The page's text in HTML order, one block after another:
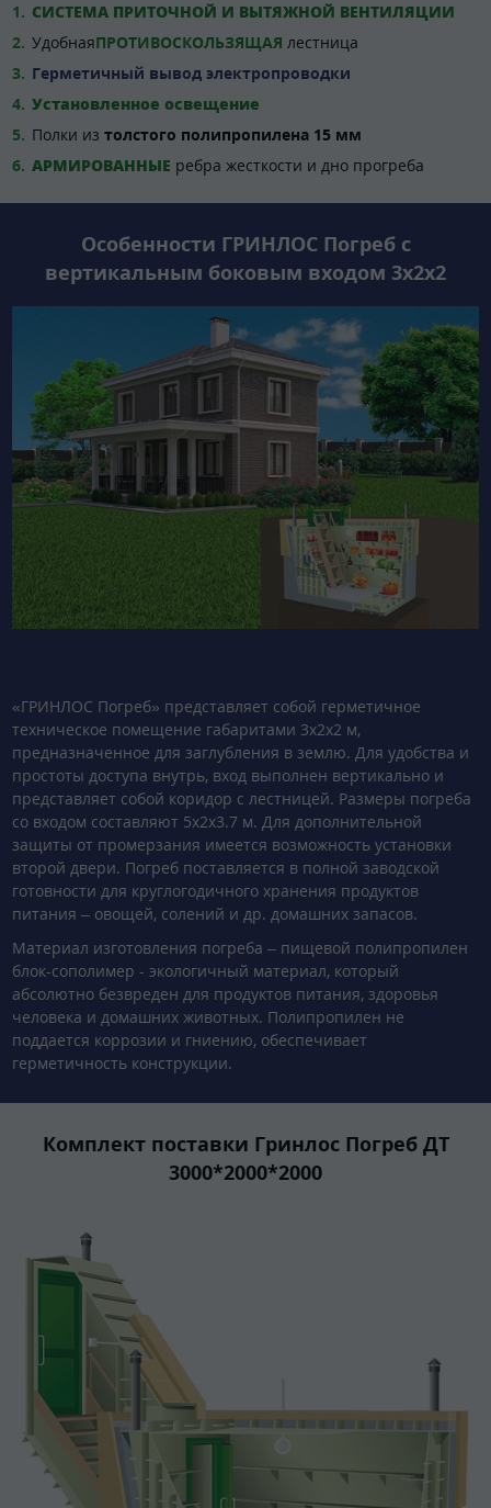
СИСТЕМА ПРИТОЧНОЙ И ВЫТЯЖНОЙ ВЕНТИЛЯЦИИ
УдобнаяПРОТИВОСКОЛЬЗЯЩАЯ лестница
Герметичный вывод электропроводки
Установленное освещение
Полки из толстого полипропилена 15 мм
АРМИРОВАННЫЕ ребра жесткости и дно прогреба
Особенности ГРИНЛОС Погреб с
вертикальным боковым входом 3x2x2
«ГРИНЛОС Погреб» представляет собой герметичное
техническое помещение габаритами 3x2x2 м,
предназначенное для заглубления в землю. Для удобства и
простоты доступа внутрь, вход выполнен вертикально и
представляет собой коридор с лестницей. Размеры погреба
со входом составляют 5x2x3.7 м. Для дополнительной
защиты от промерзания имеется возможность установки
второй двери. Погреб поставляется в полной заводской
готовности для круглогодичного хранения продуктов
питания – овощей, солений и др. домашних запасов.
Материал изготовления погреба – пищевой полипропилен
блок-сополимер - экологичный материал, который
абсолютно безвреден для продуктов питания, здоровья
человека и домашних животных. Полипропилен не
поддается коррозии и гниению, обеспечивает
герметичность конструкции.
Комплект поставки Гринлос Погреб ДТ
3000*2000*2000